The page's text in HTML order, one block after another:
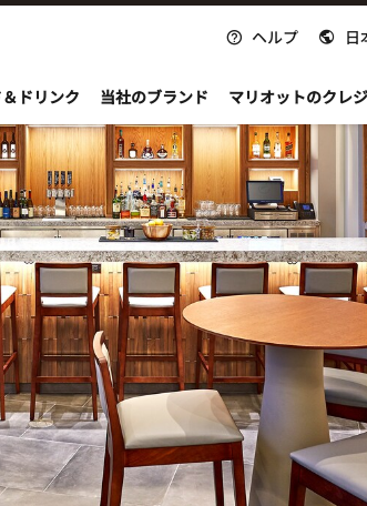
ヘルプ 日
ドリンク 当社のブランド マリオットのクレ